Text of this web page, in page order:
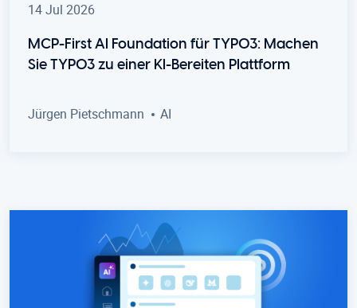
14 Jul 2026
MCP-First AI Foundation für TYPO3: Machen
Sie TYPO3 zu einer KI-Bereiten Plattform
Jürgen Pietschmann AI